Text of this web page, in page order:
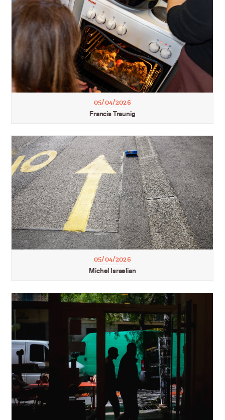
05/04/2026
Francis Traunig
05/04/2026
Michel Israelian